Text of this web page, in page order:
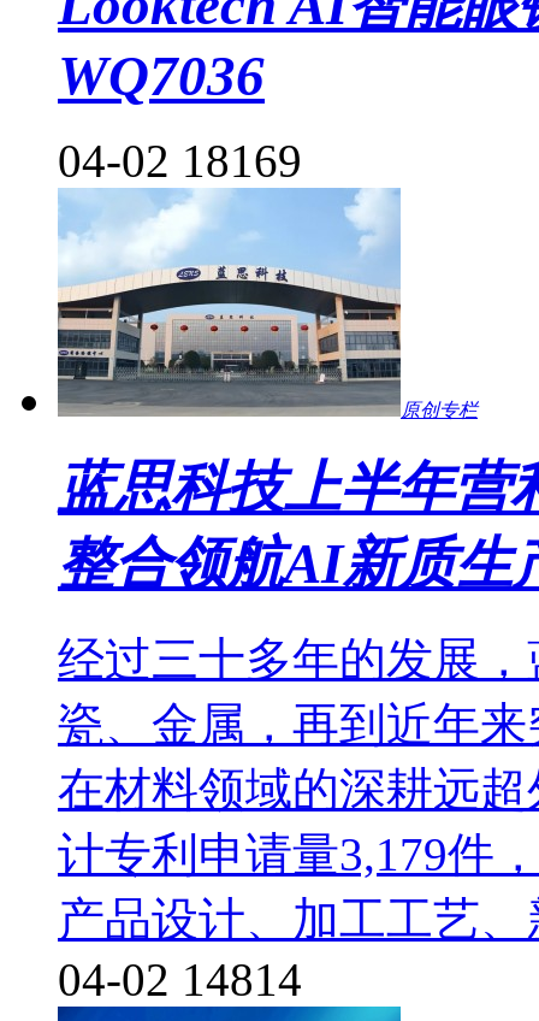
WQ7036
04-02 18169
原创专栏
蓝思科技上半年营
整合领航AI新质生
经过三十多年的发展
瓷、金属，再到近年
在材料领域的深耕远
计专利申请量3,179件
产品设计、加工工艺
04-02 14814